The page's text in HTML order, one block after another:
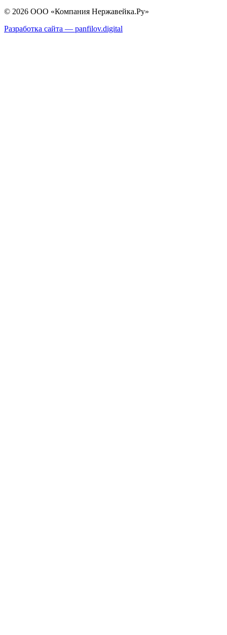
© 2026 ООО «Компания Нержавейка.Ру»
Разработка сайта — panfilov.digital